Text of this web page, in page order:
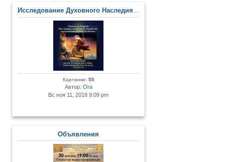
Исследование Духовного Наследия и Древних Артефактов
Картинки: 55
Автор: Ora
Вс ноя 11, 2018 9:09 pm
Объявления